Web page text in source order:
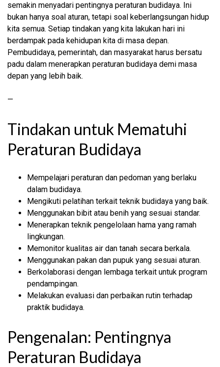
semakin menyadari pentingnya peraturan budidaya. Ini
bukan hanya soal aturan, tetapi soal keberlangsungan hidup
kita semua. Setiap tindakan yang kita lakukan hari ini
berdampak pada kehidupan kita di masa depan.
Pembudidaya, pemerintah, dan masyarakat harus bersatu
padu dalam menerapkan peraturan budidaya demi masa
depan yang lebih baik.
—
Tindakan untuk Mematuhi
Peraturan Budidaya
Mempelajari peraturan dan pedoman yang berlaku
dalam budidaya.
Mengikuti pelatihan terkait teknik budidaya yang baik.
Menggunakan bibit atau benih yang sesuai standar.
Menerapkan teknik pengelolaan hama yang ramah
lingkungan.
Memonitor kualitas air dan tanah secara berkala.
Menggunakan pakan dan pupuk yang sesuai aturan.
Berkolaborasi dengan lembaga terkait untuk program
pendampingan.
Melakukan evaluasi dan perbaikan rutin terhadap
praktik budidaya.
Pengenalan: Pentingnya
Peraturan Budidaya